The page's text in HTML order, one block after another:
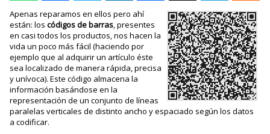
Apenas reparamos en ellos pero ahí
están: loscódigos de barras, presentes
en casi todos los productos, nos hacen la
vida un poco más fácil (haciendo por
ejemplo que al adquirir un artículo éste
sea localizado de manera rápida, precisa
y unívoca). Este código almacena la
información basándose en la
representación de un conjunto de líneas
paralelas verticales de distinto ancho y espaciado según los datos
a codificar.